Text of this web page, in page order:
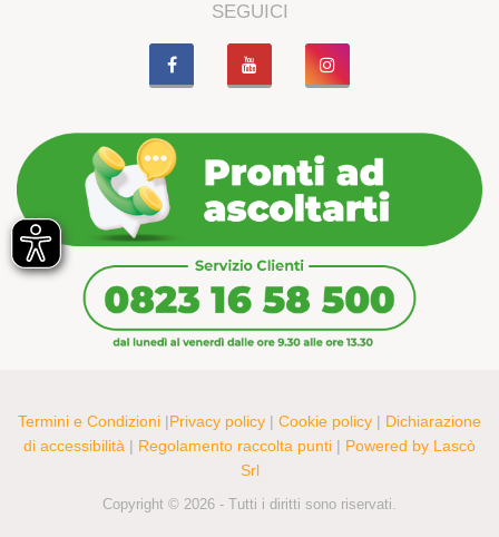
SEGUICI
Copyright © 2026 - Tutti i diritti sono riservati.
Termini e Condizioni |Privacy policy | Cookie policy | Dichiarazione
di accessibilità | Regolamento raccolta punti | Powered by Lascò
Srl